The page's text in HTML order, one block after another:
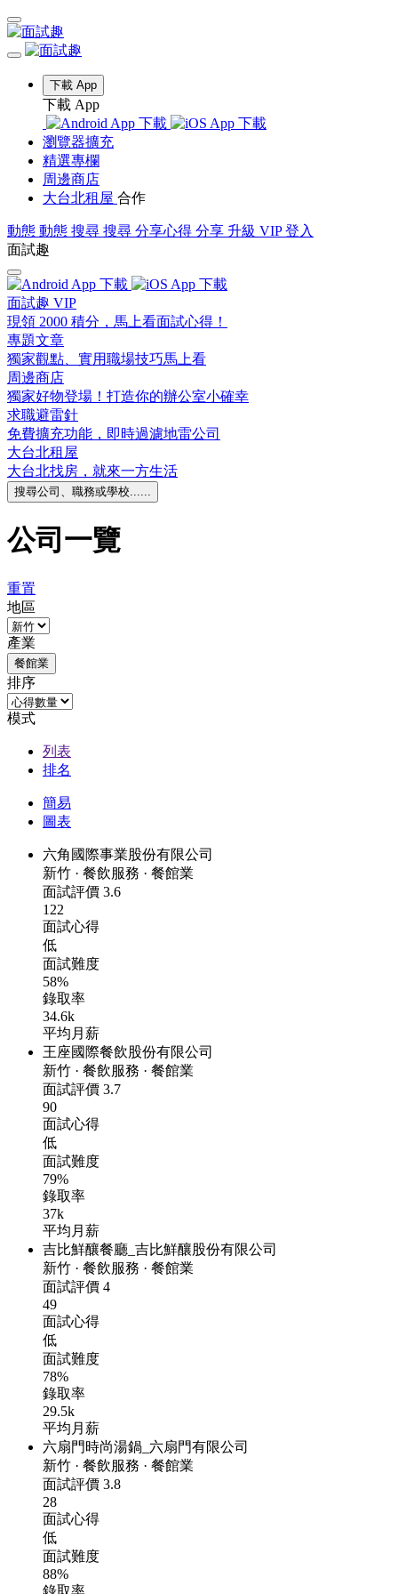
下載 App
下載 App
瀏覽器擴充
精選專欄
周邊商店
大台北租屋 合作
動態 動態 搜尋 搜尋 分享心得 分享 升級 VIP 登入
面試趣
面試趣 VIP
現領 2000 積分，馬上看面試心得！
專題文章
獨家觀點、實用職場技巧馬上看
周邊商店
獨家好物登場！打造你的辦公室小確幸
求職避雷針
免費擴充功能，即時過濾地雷公司
大台北租屋
大台北找房，就來一方生活
搜尋公司、職務或學校......
公司一覽
重置
地區
產業
餐館業
排序
模式
列表
排名
簡易
圖表
六角國際事業股份有限公司
新竹 · 餐飲服務 · 餐館業
面試評價 3.6
122
面試心得
低
面試難度
58%
錄取率
34.6k
平均月薪
王座國際餐飲股份有限公司
新竹 · 餐飲服務 · 餐館業
面試評價 3.7
90
面試心得
低
面試難度
79%
錄取率
37k
平均月薪
吉比鮮釀餐廳_吉比鮮釀股份有限公司
新竹 · 餐飲服務 · 餐館業
面試評價 4
49
面試心得
低
面試難度
78%
錄取率
29.5k
平均月薪
六扇門時尚湯鍋_六扇門有限公司
新竹 · 餐飲服務 · 餐館業
面試評價 3.8
28
面試心得
低
面試難度
88%
錄取率